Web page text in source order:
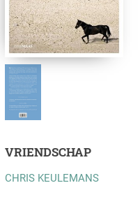
VRIENDSCHAP
CHRIS KEULEMANS